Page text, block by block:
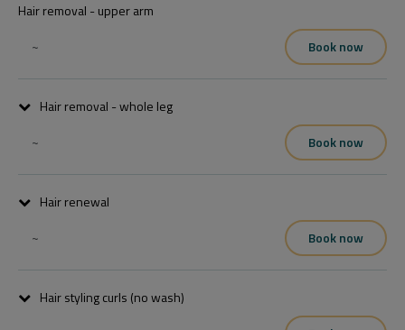
Hair removal - upper arm
~
Book now
Hair removal - whole leg
~
Book now
Hair renewal
~
Book now
Hair styling curls (no wash)